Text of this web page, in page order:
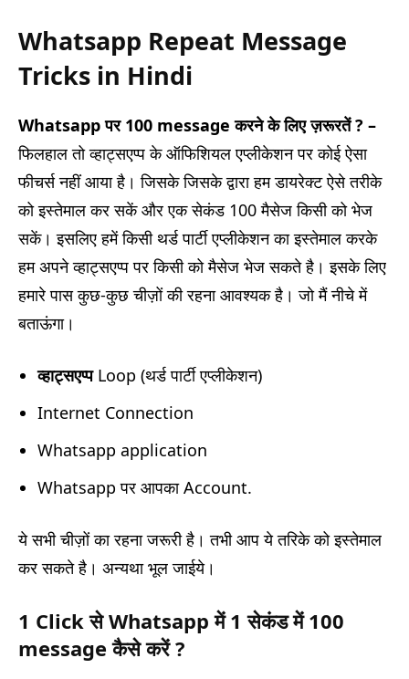
Whatsapp Repeat Message
Tricks in Hindi
Whatsapp पर 100 message करने के लिए ज़रूरतें ? –
फिलहाल तो व्हाट्सएप्प के ऑफिशियल एप्लीकेशन पर कोई ऐसा
फीचर्स नहीं आया है। जिसके जिसके द्वारा हम डायरेक्ट ऐसे तरीके
को इस्तेमाल कर सकें और एक सेकंड 100 मैसेज किसी को भेज
सकें।इसलिए हमें किसी थर्ड पार्टी एप्लीकेशन का इस्तेमाल करके
हम अपने व्हाट्सएप्प पर किसी को मैसेज भेज सकते है। इसके लिए
हमारे पास कुछ-कुछ चीज़ों की रहना आवश्यक है। जो मैं नीचे में
बताऊंगा।
व्हाट्सएप्पLoop (थर्ड पार्टी एप्लीकेशन)
Internet Connection
Whatsapp application
Whatsapp पर आपका Account.
ये सभी चीज़ों का रहना जरूरी है। तभी आप ये तरिके को इस्तेमाल
कर सकते है। अन्यथा भूल जाईये।
1 Click से Whatsapp में 1 सेकंड में 100
message कैसे करें ?